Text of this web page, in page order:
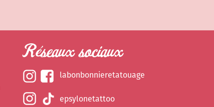
Réseaux sociaux
labonbonnieretatouage
epsylonetattoo